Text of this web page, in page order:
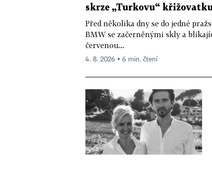
skrze „Turkovu“
Před několika dny se do jedné
BMW se začerněnými skly a
červenou...
4. 8. 2026 ▪ 6 min. čtení